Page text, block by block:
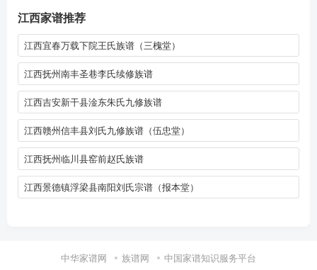
江西家谱推荐
江西宜春万载下院王氏族谱（三槐堂）
江西抚州南丰圣巷李氏续修族谱
江西吉安新干县淦东朱氏九修族谱
江西赣州信丰县刘氏九修族谱（伍忠堂）
江西抚州临川县窑前赵氏族谱
江西景德镇浮梁县南阳刘氏宗谱（报本堂）
中华家谱网 族谱网 中国家谱知识服务平台